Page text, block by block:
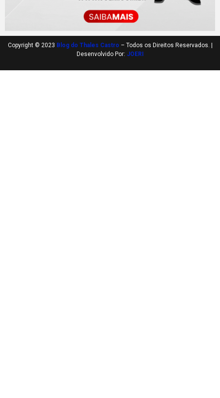
Copyright © 2023 Blog do Thales Castro – Todos os Direitos Reservados. |
Desenvolvido Por: JOERI